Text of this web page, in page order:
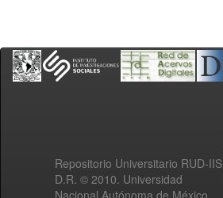
Repositorio Universitario RUD-IIS
D.R. © 2010. Universidad
Nacional Autónoma de México.